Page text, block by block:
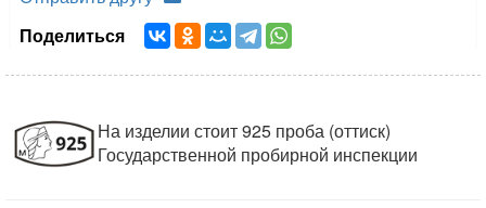
Поделиться
На изделии стоит 925 проба (оттиск)
Государственной пробирной инспекции